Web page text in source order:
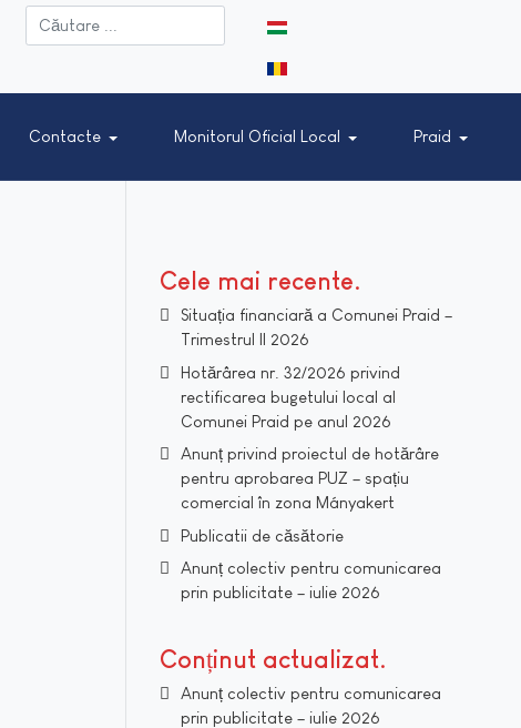
Contacte Monitorul Oficial Local Praid
Cele mai recente
Situația financiară a Comunei Praid –
Trimestrul II 2026
Hotărârea nr. 32/2026 privind
rectificarea bugetului local al
Comunei Praid pe anul 2026
Anunț privind proiectul de hotărâre
pentru aprobarea PUZ – spațiu
comercial în zona Mányakert
Publicatii de căsătorie
Anunț colectiv pentru comunicarea
prin publicitate – iulie 2026
Conținut actualizat
Anunț colectiv pentru comunicarea
prin publicitate – iulie 2026